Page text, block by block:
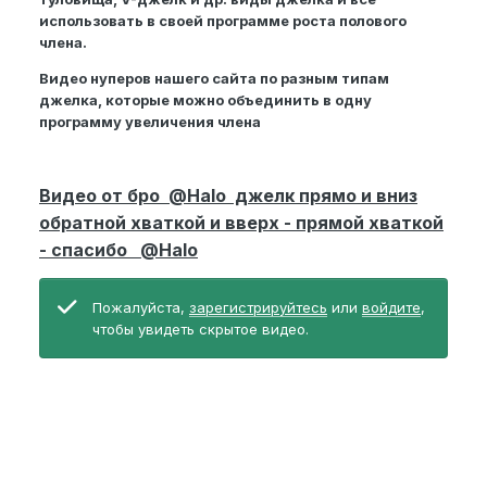
использовать в своей программе роста полового
члена.
Видео нуперов нашего сайта по разным типам
джелка, которые можно объединить в одну
программу увеличения члена
Видео от бро @Halo джелк прямо и вниз
обратной хваткой и вверх - прямой хваткой
- спасибо @Halo
Пожалуйста, зарегистрируйтесь или войдите,
чтобы увидеть скрытое видео.